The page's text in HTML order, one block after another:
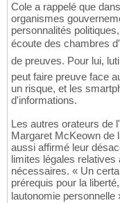
Cole a rappelé que
organismes
personnalités
écoute des chambres
de preuves. Pour lui,
peut faire preuve face
un risque, et les
d'informations.
Les autres orateurs de
Margaret McKeown de
aussi affirmé leur
limites légales
nécessaires. « Un
prérequis pour la
lautonomie